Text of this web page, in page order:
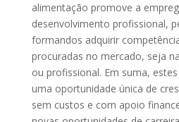
alimentação promove a
desenvolvimento profissional,
formandos adquirir
procuradas no mercado, seja
ou profissional. Em suma,
uma oportunidade única de
sem custos e com apoio